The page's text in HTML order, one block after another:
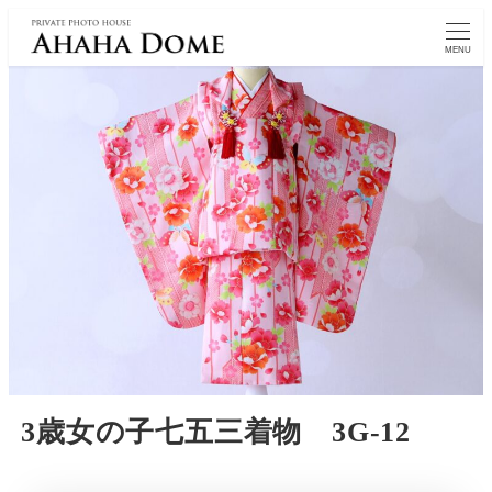
MENU
3歳女の子七五三着物 3G-12